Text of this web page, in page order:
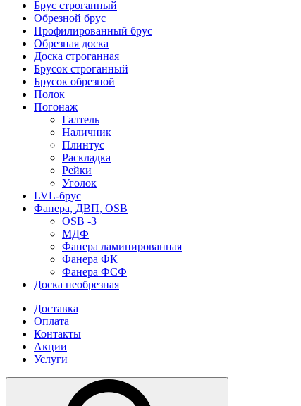
Брус строганный
Обрезной брус
Профилированный брус
Обрезная доска
Доска строганная
Брусок строганный
Брусок обрезной
Полок
Погонаж
Галтель
Наличник
Плинтус
Раскладка
Рейки
Уголок
LVL-брус
Фанера, ДВП, OSB
OSB -3
МДФ
Фанера ламинированная
Фанера ФК
Фанера ФСФ
Доска необрезная
Доставка
Оплата
Контакты
Акции
Услуги